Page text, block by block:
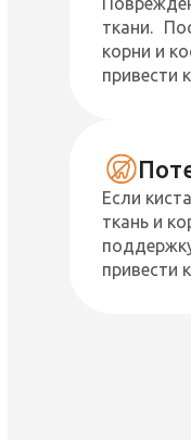
ткани.
корни и
привести
Если
ткань и
привести